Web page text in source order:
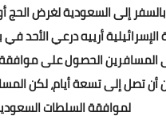
إلى السعودية لغرض الحج
الإسرائيلية أرييه درعي الأحد
الحصول على
تصل إلى تسعة أيام، لكن
لموافقة السلطات